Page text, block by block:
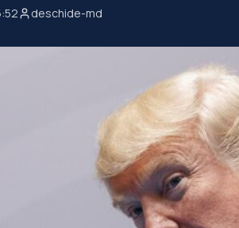
deschide-md